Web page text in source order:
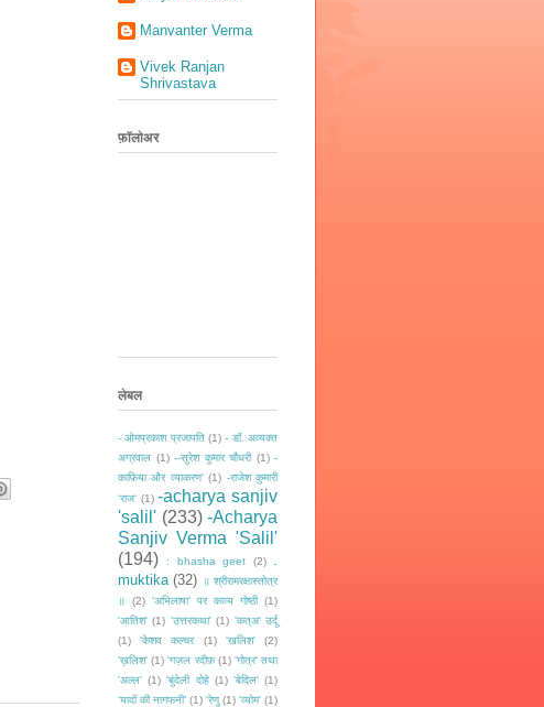
Manvanter Verma
Vivek Ranjan
Shrivastava
फ़ॉलोअर
लेबल
- ओमप्रकाश प्रजापति (1) - डॉ. अव्यक्त
अग्रवाल (1) --सुरेश कुमार चौधरी (1) -
काफ़िया और व्याकरण' (1) -राजेश कुमारी
‘राज‘ (1) -acharya sanjiv
'salil' (233) -Acharya
Sanjiv Verma 'Salil'
(194)
: bhasha geet (2)
muktika (32)
॥ श्रीरामरक्षास्तोत्र
॥
(2) 'अभिलाषा' पर काव्य गोष्ठी (1)
'आतिश' (1) 'उत्तरकथा' (1) 'कत्अ' उर्दू
(1)
'केशव कल्चर (1) 'खलिश'
(2)
’ख़लिश' (1) 'गज़ल रदीफ़ (1) 'गोत्र' तथा
'अल्ल' (1) 'बुंदेली दोहे (1) 'बेदिल' (1)
‘यादों की नागफनी’ (1) 'रेणु (1) 'व्योम' (1)